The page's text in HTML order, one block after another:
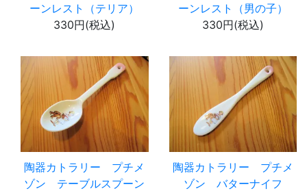
ーンレスト（テリア）
330円(税込)
ーンレスト（男の子）
330円(税込)
陶器カトラリー プチメ
ゾン テーブルスプーン
陶器カトラリー プチメ
ゾン バターナイフ